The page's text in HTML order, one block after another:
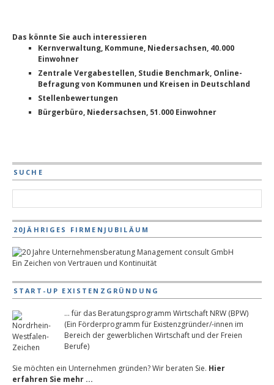
Das könnte Sie auch interessieren
Kernverwaltung, Kommune, Niedersachsen, 40.000
Einwohner
Zentrale Vergabestellen, Studie Benchmark, Online-
Befragung von Kommunen und Kreisen in Deutschland
Stellenbewertungen
Bürgerbüro, Niedersachsen, 51.000 Einwohner
SUCHE
20JÄHRIGES FIRMENJUBILÄUM
Ein Zeichen von Vertrauen und Kontinuität
START-UP EXISTENZGRÜNDUNG
... für das Beratungsprogramm Wirtschaft NRW (BPW)
(Ein Förderprogramm für Existenzgründer/-innen im
Bereich der gewerblichen Wirtschaft und der Freien
Berufe)
Sie möchten ein Unternehmen gründen? Wir beraten Sie. Hier
erfahren Sie mehr ...